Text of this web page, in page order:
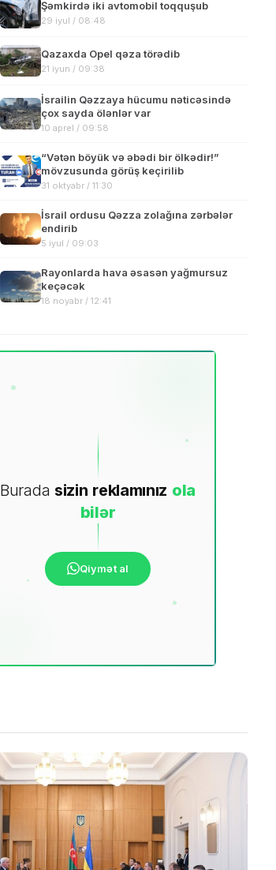
Şəmkirdə iki avtomobil toqquşub
29 iyul / 08:48
Qazaxda Opel qəza törədib
21 iyun / 09:38
İsrailin Qəzzaya hücumu nəticəsində
çox sayda ölənlər var
10 aprel / 09:58
“Vətən böyük və əbədi bir ölkədir!”
mövzusunda görüş keçirilib
31 oktyabr / 11:30
İsrail ordusu Qəzza zolağına zərbələr
endirib
5 iyul / 09:03
Rayonlarda hava əsasən yağmursuz
keçəcək
18 noyabr / 12:41
Burada sizin reklamınız ola
bilər
Qiymət al